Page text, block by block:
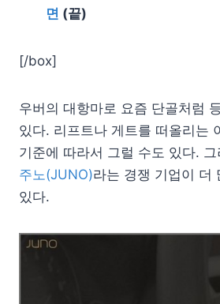
면 (끝)
[/box]
우버의 대항마로 요즘 단골처럼
있다. 리프트나 게트를 떠올리는
기준에 따라서 그럴 수도 있다.
주노(JUNO)라는 경쟁 기업이 더
있다.